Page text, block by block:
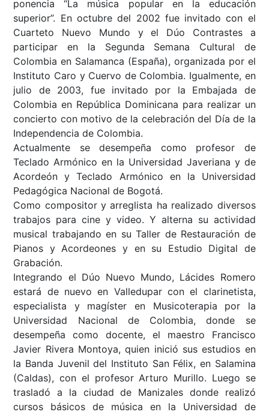
ponencia “La música popular en la educación
superior”. En octubre del 2002 fue invitado con el
Cuarteto Nuevo Mundo y el Dúo Contrastes a
participar en la Segunda Semana Cultural de
Colombia en Salamanca (España), organizada por el
Instituto Caro y Cuervo de Colombia. Igualmente, en
julio de 2003, fue invitado por la Embajada de
Colombia en República Dominicana para realizar un
concierto con motivo de la celebración del Día de la
Independencia de Colombia.
Actualmente se desempeña como profesor de
Teclado Armónico en la Universidad Javeriana y de
Acordeón y Teclado Armónico en la Universidad
Pedagógica Nacional de Bogotá.
Como compositor y arreglista ha realizado diversos
trabajos para cine y video. Y alterna su actividad
musical trabajando en su Taller de Restauración de
Pianos y Acordeones y en su Estudio Digital de
Grabación.
Integrando el Dúo Nuevo Mundo, Lácides Romero
estará de nuevo en Valledupar con el clarinetista,
especialista y magíster en Musicoterapia por la
Universidad Nacional de Colombia, donde se
desempeña como docente, el maestro Francisco
Javier Rivera Montoya, quien inició sus estudios en
la Banda Juvenil del Instituto San Félix, en Salamina
(Caldas), con el profesor Arturo Murillo. Luego se
trasladó a la ciudad de Manizales donde realizó
cursos básicos de música en la Universidad de